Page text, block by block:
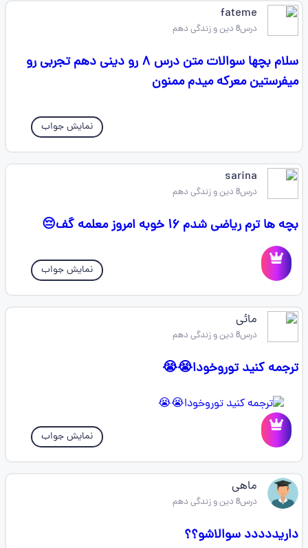
fateme
درس8 دین و زندگی دهم
سلام بچها سوالات متن درس ۸ رو دینی دهم تجربی رو
میفرستین معرکه میدم ممنون
نمایش جواب
sarina
درس8 دین و زندگی دهم
بچه ها ترم ریاضی شدم ۱۶ خوبه امروز معلمه گف😔
نمایش جواب
مائی
درس8 دین و زندگی دهم
ترجمه‌ کنید توروخودا😭😭
نمایش جواب
ماهی
درس8 دین و زندگی دهم
داریددددد سوالاشو؟؟